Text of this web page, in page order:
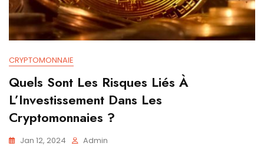
CRYPTOMONNAIE
Quels Sont Les Risques Liés À
L’Investissement Dans Les
Cryptomonnaies ?
Jan 12, 2024 Admin